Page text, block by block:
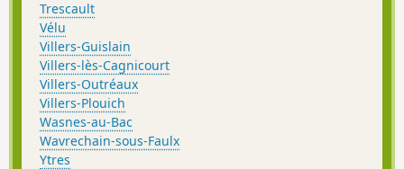
Trescault
Vélu
Villers-Guislain
Villers-lès-Cagnicourt
Villers-Outréaux
Villers-Plouich
Wasnes-au-Bac
Wavrechain-sous-Faulx
Ytres